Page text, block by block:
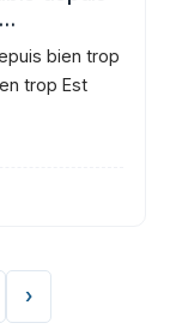
bien trop
trop Est
›